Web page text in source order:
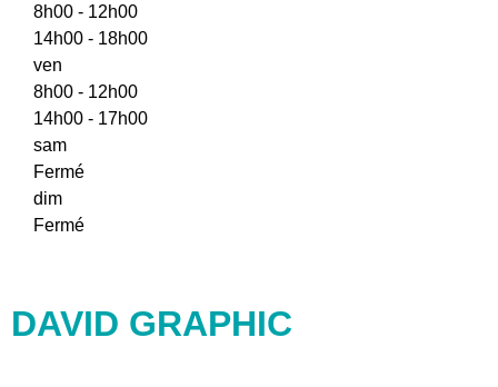
8h00 - 12h00
14h00 - 18h00
ven
8h00 - 12h00
14h00 - 17h00
sam
Fermé
dim
Fermé
DAVID GRAPHIC